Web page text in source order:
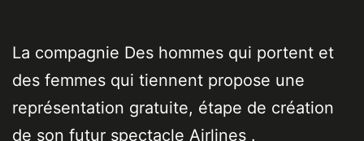
La compagnie Des hommes qui portent et
des femmes qui tiennent propose une
représentation gratuite, étape de création
de son futur spectacle Airlines .